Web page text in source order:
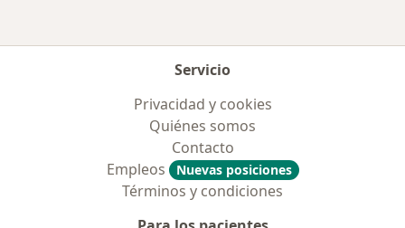
Servicio
Privacidad y cookies
Quiénes somos
Contacto
Empleos
Nuevas posiciones
Términos y condiciones